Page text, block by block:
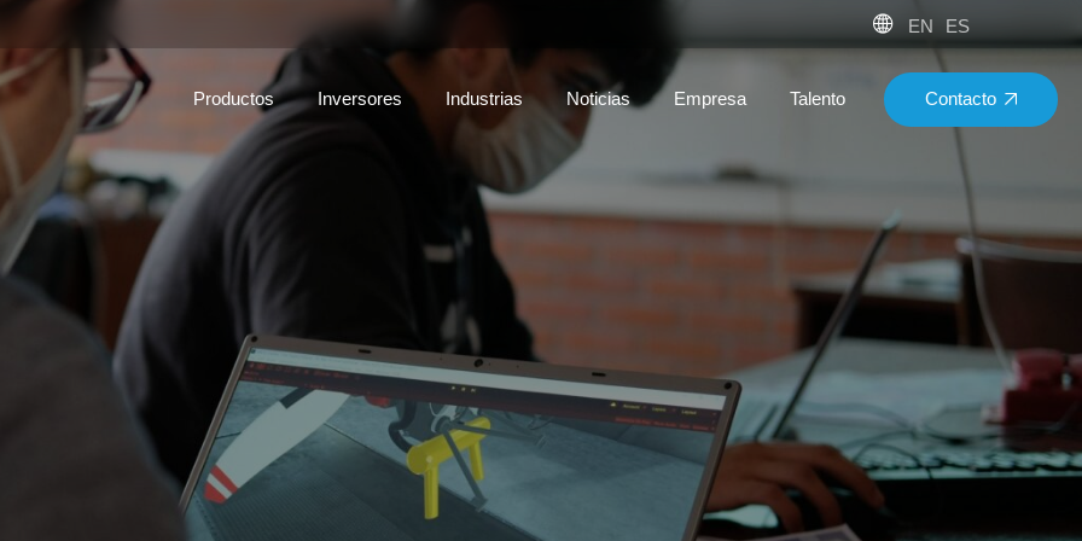
EN ES
Productos Inversores Industrias Noticias Empresa Talento Contacto